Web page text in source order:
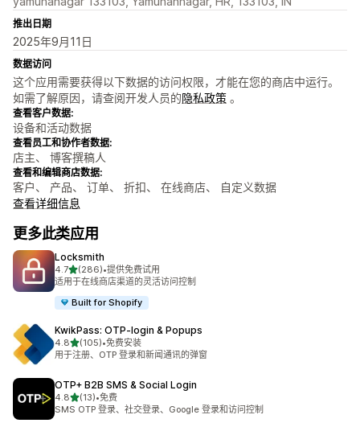
推出日期
2025年9月11日
数据访问
这个应用需要获得以下数据的访问权限，才能在您的商店中运行。
如需了解原因，请查阅开发人员的隐私政策 。
查看客户数据:
设备和活动数据
查看员工和协作者数据:
店主、 博客撰稿人
查看和编辑商店数据:
客户、 产品、 订单、 折扣、 在线商店、 自定义数据
查看详细信息
更多此类应用
Locksmith
4.7星（满分 5 星）
(286)
总共 286 条评论
•提供免费试用
适用于在线商店渠道的灵活访问控制
Built for Shopify
KwikPass: OTP‑login & Popups
4.8星（满分 5 星）
(105)
总共 105 条评论
•免费安装
用于注册、OTP 登录和新闻通讯的弹窗
OTP+ B2B SMS & Social Login
4.8星（满分 5 星）
(13)
总共 13 条评论
•免费
SMS OTP 登录、社交登录、Google 登录和访问控制